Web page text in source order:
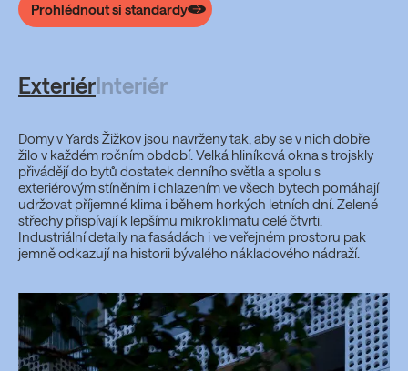
Prohlédnout si standardy
ExteriérInteriér
Domy v Yards Žižkov jsou navrženy tak, aby se v nich dobře
žilo v každém ročním období. Velká hliníková okna s trojskly
přivádějí do bytů dostatek denního světla a spolu s
exteriérovým stíněním i chlazením ve všech bytech pomáhají
udržovat příjemné klima i během horkých letních dní. Zelené
střechy přispívají k lepšímu mikroklimatu celé čtvrti.
Industriální detaily na fasádách i ve veřejném prostoru pak
jemně odkazují na historii bývalého nákladového nádraží.